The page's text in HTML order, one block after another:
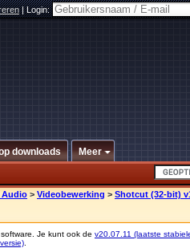
|Login:
downloads Meer
Audio > Videobewerking > Shotcut (32-bit)
Je kunt ook de v20.07.11 (laatste